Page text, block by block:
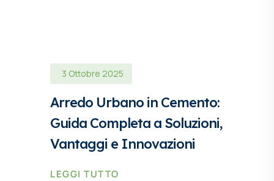
3 Ottobre 2025
Arredo Urbano in Cemento:
Guida Completa a Soluzioni,
Vantaggi e Innovazioni
LEGGI TUTTO